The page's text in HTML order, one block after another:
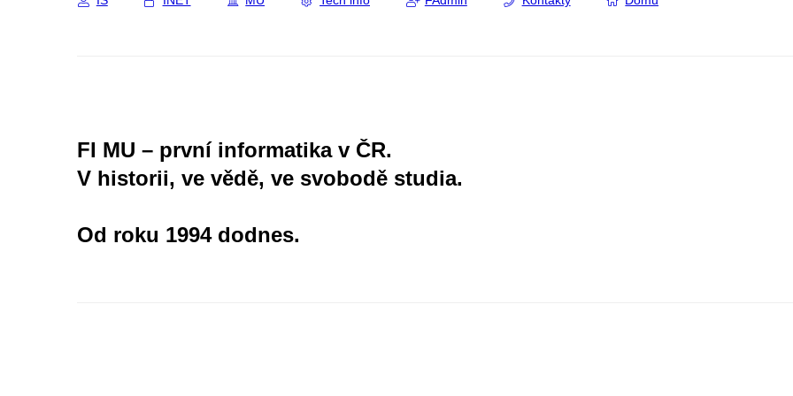
FI MU – první informatika v ČR.
V historii, ve vědě, ve svobodě studia.
Od roku 1994 dodnes.